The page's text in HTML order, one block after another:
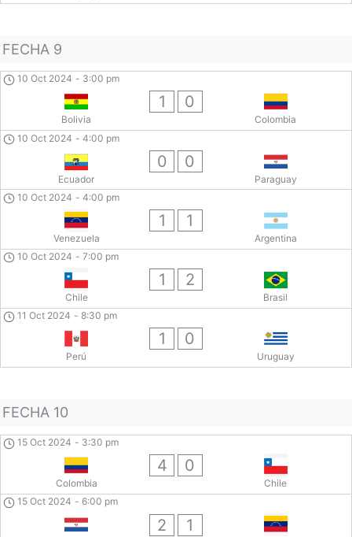
FECHA 9
10 Oct 2024 - 3:00 pm
Bolivia
1 0
Colombia
10 Oct 2024 - 4:00 pm
Ecuador
0 0
Paraguay
10 Oct 2024 - 4:00 pm
Venezuela
1 1
Argentina
10 Oct 2024 - 7:00 pm
Chile
1 2
Brasil
11 Oct 2024 - 8:30 pm
Perú
1 0
Uruguay
FECHA 10
15 Oct 2024 - 3:30 pm
Colombia
4 0
Chile
15 Oct 2024 - 6:00 pm
2 1